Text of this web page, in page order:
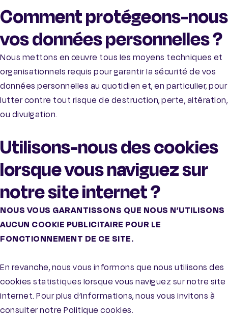
Comment protégeons-nous
vos données personnelles ?
Nous mettons en œuvre tous les moyens techniques et
organisationnels requis pour garantir la sécurité de vos
données personnelles au quotidien et, en particulier, pour
lutter contre tout risque de destruction, perte, altération,
ou divulgation.
Utilisons-nous des cookies
lorsque vous naviguez sur
notre site internet ?
NOUS VOUS GARANTISSONS QUE NOUS N’UTILISONS
AUCUN COOKIE PUBLICITAIRE POUR LE
FONCTIONNEMENT DE CE SITE.
En revanche, nous vous informons que nous utilisons des
cookies statistiques lorsque vous naviguez sur notre site
internet. Pour plus d’informations, nous vous invitons à
consulter notre Politique cookies.